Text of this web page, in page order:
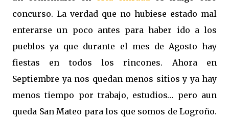
concurso. La verdad que no hubiese estado mal
enterarse un poco antes para haber ido a los
pueblos ya que durante el mes de Agosto hay
fiestas en todos los rincones. Ahora en
Septiembre ya nos quedan menos sitios y ya hay
menos tiempo por trabajo, estudios… pero aun
queda San Mateo para los que somos de Logroño.